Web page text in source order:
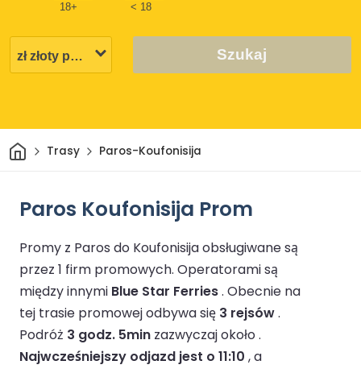
18+ < 18
Szukaj
DomTrasy Paros-Koufonisija
Paros Koufonisija Prom
Promy z Paros do Koufonisija obsługiwane są
przez 1 firm promowych. Operatorami są
między innymi Blue Star Ferries. Obecnie na
tej trasie promowej odbywa się 3 rejsów.
Podróż 3 godz. 5min zazwyczaj około .
Najwcześniejszy odjazd jest o 11:10 , a